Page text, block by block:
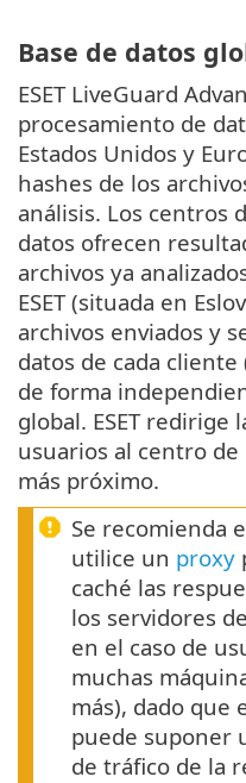
Base de datos
ESET LiveGuard
procesamiento de
Estados Unidos y
hashes de los
análisis. Los centros
datos ofrecen
archivos ya
ESET (situada en
archivos enviados y
datos de cada
de forma
global. ESET redirige
usuarios al centro
más próximo.
Se recomienda
utilice un proxy
caché las
los servidores
en el caso de
muchas
más), dado que
puede suponer
de tráfico de la